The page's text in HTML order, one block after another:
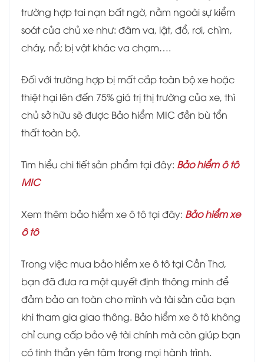
trường hợp tai nạn bất ngờ, nằm ngoài sự kiểm
soát của chủ xe như: đâm va, lật, đổ, rơi, chìm,
cháy, nổ; bị vật khác va chạm….
Đối với trường hợp bị mất cắp toàn bộ xe hoặc
thiệt hại lên đến 75% giá trị thị trường của xe, thì
chủ sở hữu sẽ được Bảo hiểm MIC đền bù tổn
thất toàn bộ.
Tìm hiểu chi tiết sản phẩm tại đây: Bảo hiểm ô tô
MIC
Xem thêm bảo hiểm xe ô tô tại đây: Bảo hiểm xe
ô tô
Trong việc mua bảo hiểm xe ô tô tại Cần Thơ,
bạn đã đưa ra một quyết định thông minh để
đảm bảo an toàn cho mình và tài sản của bạn
khi tham gia giao thông. Bảo hiểm xe ô tô không
chỉ cung cấp bảo vệ tài chính mà còn giúp bạn
có tinh thần yên tâm trong mọi hành trình.